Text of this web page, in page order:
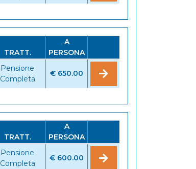
TRATT.
A
PERSONA
Pensione
Completa
€ 650.00
TRATT.
A
PERSONA
Pensione
Completa
€ 600.00